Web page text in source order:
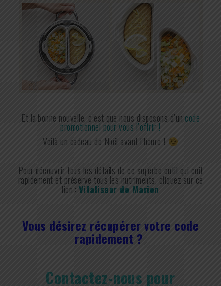
Et la bonne nouvelle, c’est que nous disposons d’un code
promotionnel pour vous l’offrir !
Voilà un cadeau de Noël avant l’heure !
Pour découvrir tous les détails de ce superbe outil qui cuit
rapidement et préserve tous les nutriments, cliquez sur ce
lien : Vitaliseur de Marion
Vous désirez récupérer votre code
rapidement ?
Contactez-nous pour